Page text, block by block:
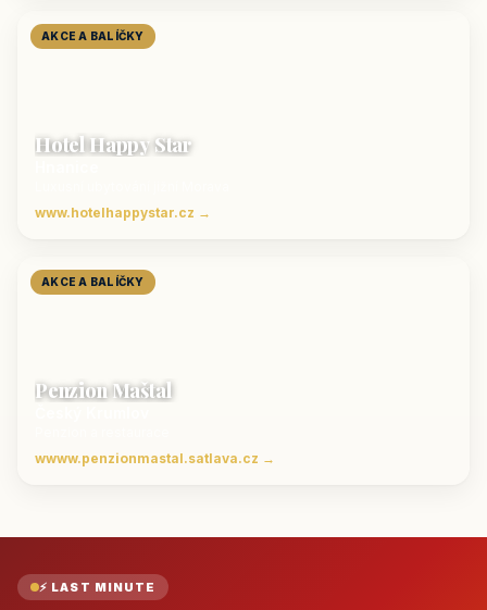
AKCE A BALÍČKY
Hotel Happy Star
www.hotelhappystar.cz →
AKCE A BALÍČKY
Penzion Maštal
wwww.penzionmastal.satlava.cz →
⚡ LAST MINUTE